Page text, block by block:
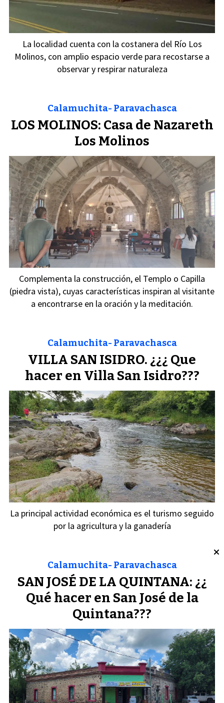
La localidad cuenta con la costanera del Río Los
Molinos, con amplio espacio verde para recostarse a
observar y respirar naturaleza
LOS MOLINOS: Casa de Nazareth
Los Molinos
Calamuchita- Paravachasca
Complementa la construcción, el Templo o Capilla
(piedra vista), cuyas características inspiran al visitante
a encontrarse en la oración y la meditación.
VILLA SAN ISIDRO. ¿¿¿ Que
hacer en Villa San Isidro???
Calamuchita- Paravachasca
La principal actividad económica es el turismo seguido
por la agricultura y la ganadería
SAN JOSÉ DE LA QUINTANA: ¿¿
Qué hacer en San José de la
Quintana???
Calamuchita- Paravachasca